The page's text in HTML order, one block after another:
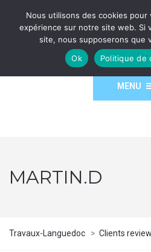
MENU
MARTIN.D
Travaux-Languedoc > Clients
Nous utilisons des cookies pour
expérience sur notre site web. Si
site, nous supposerons que
Ok
Politique de